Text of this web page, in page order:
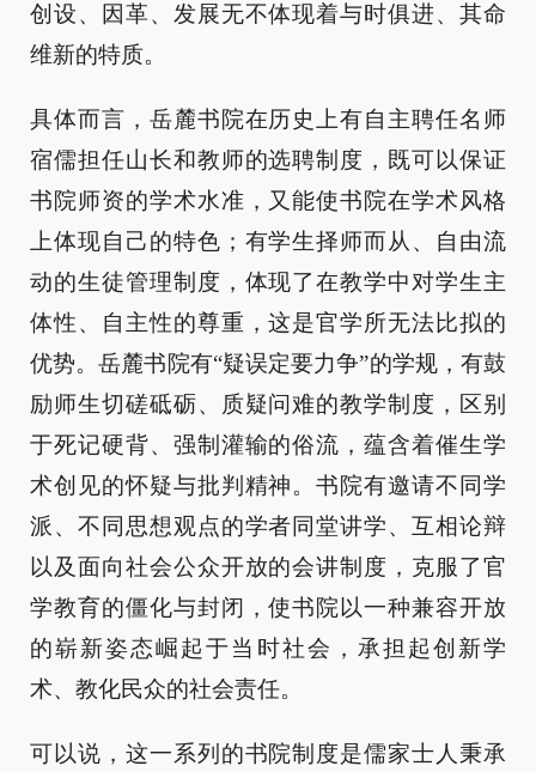
创设、因革、发展无不体现着与时俱进、其命
维新的特质。
具体而言，岳麓书院在历史上有自主聘任名师
宿儒担任山长和教师的选聘制度，既可以保证
书院师资的学术水准，又能使书院在学术风格
上体现自己的特色；有学生择师而从、自由流
动的生徒管理制度，体现了在教学中对学生主
体性、自主性的尊重，这是官学所无法比拟的
优势。岳麓书院有“疑误定要力争”的学规，有鼓
励师生切磋砥砺、质疑问难的教学制度，区别
于死记硬背、强制灌输的俗流，蕴含着催生学
术创见的怀疑与批判精神。书院有邀请不同学
派、不同思想观点的学者同堂讲学、互相论辩
以及面向社会公众开放的会讲制度，克服了官
学教育的僵化与封闭，使书院以一种兼容开放
的崭新姿态崛起于当时社会，承担起创新学
术、教化民众的社会责任。
可以说，这一系列的书院制度是儒家士人秉承